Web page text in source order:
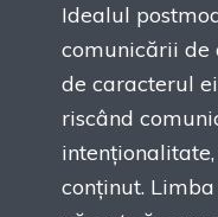
Idealul
comunicării de
de caracterul ei
riscând
conținut.